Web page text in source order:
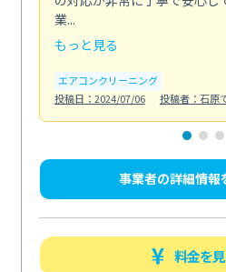
業...
もっと見る
エアコンクリーニング
投稿日：2024/07/06
投稿者：石原
事業者の詳細情報
料金を